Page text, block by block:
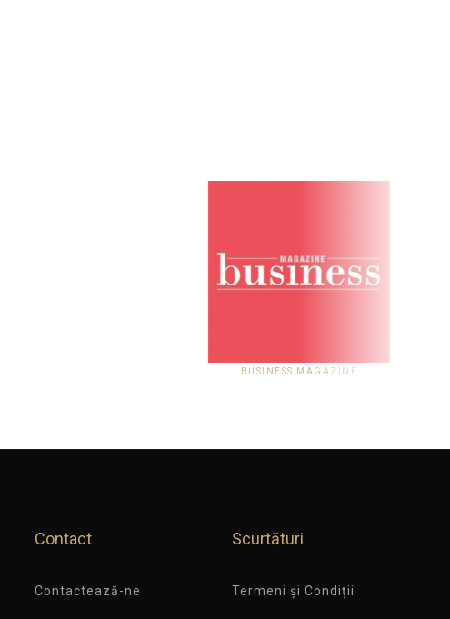
BUSINESS MAGAZINE
Contact
Contactează-ne
Scurtături
Termeni și Condiții